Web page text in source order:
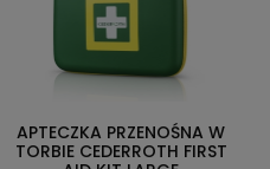
APTECZKA PRZENOŚNA W
TORBIE CEDERROTH FIRST